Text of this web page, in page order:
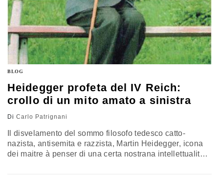
BLOG
Heidegger profeta del IV Reich:
crollo di un mito amato a sinistra
Di Carlo Patrignani
Il disvelamento del sommo filosofo tedesco catto-
nazista, antisemita e razzista, Martin Heidegger, icona
dei maitre à penser di una certa nostrana intellettualità